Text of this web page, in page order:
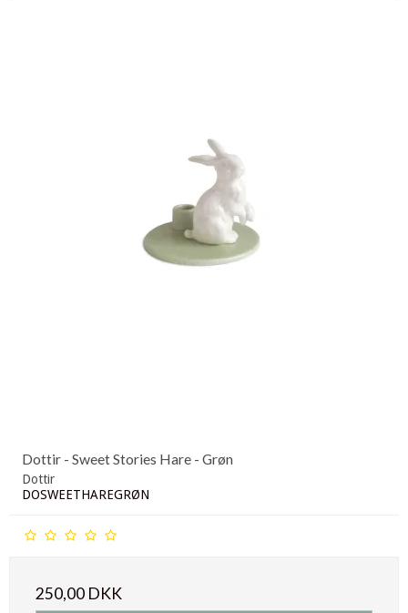
Dottir - Sweet Stories Hare - Grøn
Dottir
DOSWEETHAREGRØN
250,00 DKK